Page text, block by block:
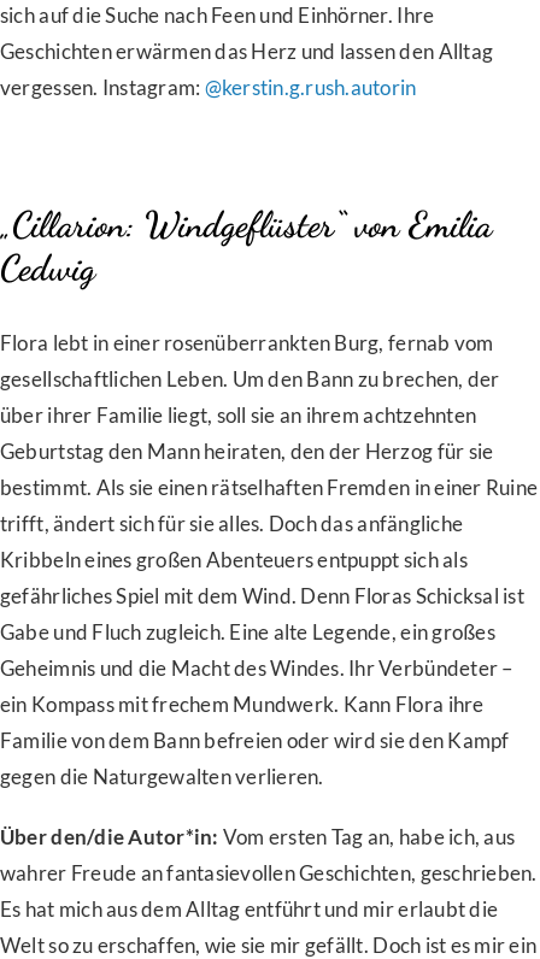
sich auf die Suche nach Feen und Einhörner. Ihre
Geschichten erwärmen das Herz und lassen den Alltag
vergessen. Instagram: @kerstin.g.rush.autorin
„Cillarion: Windgeflüster“ von Emilia
Cedwig
Flora lebt in einer rosenüberrankten Burg, fernab vom
gesellschaftlichen Leben. Um den Bann zu brechen, der
über ihrer Familie liegt, soll sie an ihrem achtzehnten
Geburtstag den Mann heiraten, den der Herzog für sie
bestimmt. Als sie einen rätselhaften Fremden in einer Ruine
trifft, ändert sich für sie alles. Doch das anfängliche
Kribbeln eines großen Abenteuers entpuppt sich als
gefährliches Spiel mit dem Wind. Denn Floras Schicksal ist
Gabe und Fluch zugleich. Eine alte Legende, ein großes
Geheimnis und die Macht des Windes. Ihr Verbündeter –
ein Kompass mit frechem Mundwerk. Kann Flora ihre
Familie von dem Bann befreien oder wird sie den Kampf
gegen die Naturgewalten verlieren.
Über den/die Autor*in: Vom ersten Tag an, habe ich, aus
wahrer Freude an fantasievollen Geschichten, geschrieben.
Es hat mich aus dem Alltag entführt und mir erlaubt die
Welt so zu erschaffen, wie sie mir gefällt. Doch ist es mir ein